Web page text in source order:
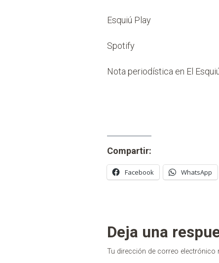
Esquiú Play
Spotify
Nota periodística en El
Compartir:
Facebook WhatsApp
Deja una
Tu dirección de correo electrónico